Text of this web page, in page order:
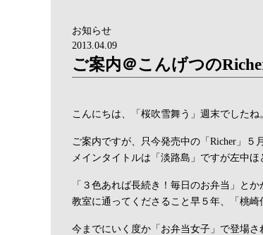
お知らせ
2013.04.09
ご案内＠こんげつの
こんにちは、「桜吹雪舞う」週末でしたね。
ご案内ですが、只今発売中の「Richer」５
メインタイトルは「淡路島」ですが左中ほ
「３色あれば長続き！毎日のお弁当」とか
教室に通ってくださること早５年、「桃崎
今までにいく度か「お弁当女子」で登場さ